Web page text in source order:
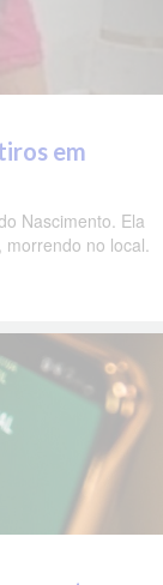
em
Nascimento. Ela
no local.